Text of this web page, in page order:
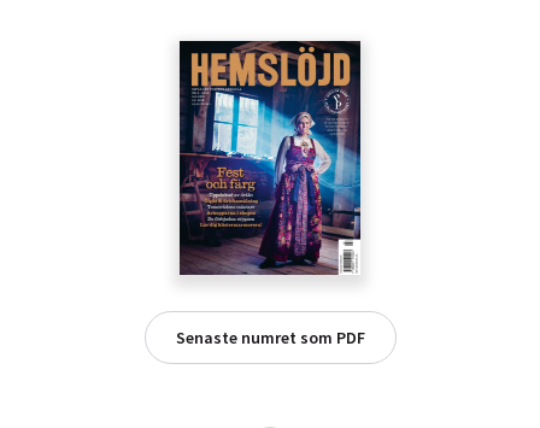
Senaste numret som PDF